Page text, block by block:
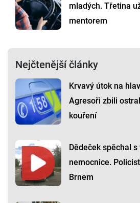
mladých. Třetina
mentorem
Nejčtenější články
Krvavý útok na
Agresoři zbili
kouření
Dědeček spěchal
nemocnice.
Brnem